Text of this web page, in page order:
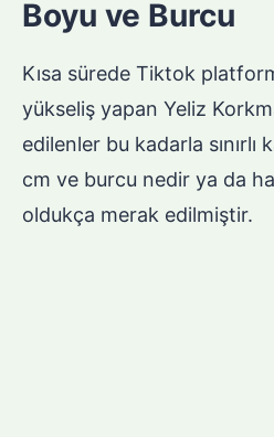
Boyu ve Burcu
Kısa sürede Tiktok
yükseliş yapan Yeliz
edilenler bu kadarla sınırlı
cm ve burcu nedir ya da
oldukça merak edilmiştir.